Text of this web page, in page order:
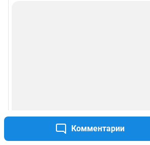
Комментарии